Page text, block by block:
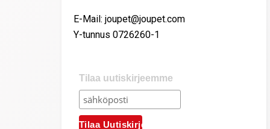
E-Mail: joupet@joupet.com
Y-tunnus 0726260-1
Tilaa uutiskirjeemme